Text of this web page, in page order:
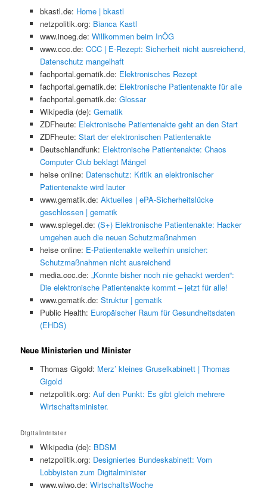
bkastl.de: Home | bkastl
netzpolitik.org: Bianca Kastl
www.inoeg.de: Willkommen beim InÖG
www.ccc.de: CCC | E-Rezept: Sicherheit nicht ausreichend,
Datenschutz mangelhaft
fachportal.gematik.de: Elektronisches Rezept
fachportal.gematik.de: Elektronische Patientenakte für alle
fachportal.gematik.de: Glossar
Wikipedia (de): Gematik
ZDFheute: Elektronische Patientenakte geht an den Start
ZDFheute: Start der elektronischen Patientenakte
Deutschlandfunk: Elektronische Patientenakte: Chaos
Computer Club beklagt Mängel
heise online: Datenschutz: Kritik an elektronischer
Patientenakte wird lauter
www.gematik.de: Aktuelles | ePA-Sicherheitslücke
geschlossen | gematik
www.spiegel.de: (S+) Elektronische Patientenakte: Hacker
umgehen auch die neuen Schutzmaßnahmen
heise online: E-Patientenakte weiterhin unsicher:
Schutzmaßnahmen nicht ausreichend
media.ccc.de: „Konnte bisher noch nie gehackt werden“:
Die elektronische Patientenakte kommt – jetzt für alle!
www.gematik.de: Struktur | gematik
Public Health: Europäischer Raum für Gesundheitsdaten
(EHDS)
Neue Ministerien und Minister
Thomas Gigold: Merz’ kleines Gruselkabinett | Thomas
Gigold
netzpolitik.org: Auf den Punkt: Es gibt gleich mehrere
Wirtschaftsminister.
Digitalminister
Wikipedia (de): BDSM
netzpolitik.org: Designiertes Bundeskabinett: Vom
Lobbyisten zum Digitalminister
www.wiwo.de: WirtschaftsWoche